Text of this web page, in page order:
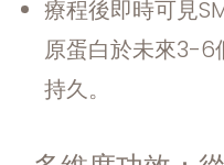
療程後即時可見
原蛋白於未來3-6
持久。